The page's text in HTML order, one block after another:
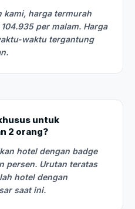
kami, harga termurah
per malam. Harga
waktu tergantung
untuk
2 orang?
hotel dengan badge
persen. Urutan teratas
hotel dengan
saat ini.